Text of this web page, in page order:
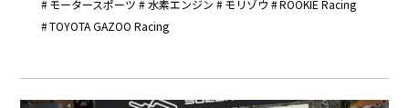
連載
トヨタイムズニュース
モータースポーツ 水素エンジン モリゾウ
ROOKIE Racing
TOYOTA GAZOO Racing